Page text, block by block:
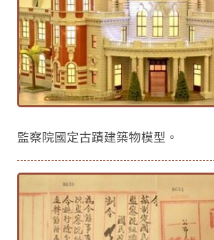
監察院國定古蹟建築物模型。